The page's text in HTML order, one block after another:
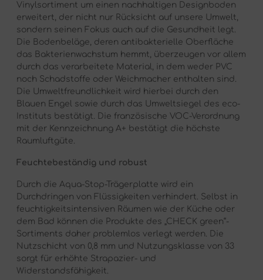
Vinylsortiment um einen nachhaltigen Designboden
erweitert, der nicht nur Rücksicht auf unsere Umwelt,
sondern seinen Fokus auch auf die Gesundheit legt.
Die Bodenbeläge, deren antibakterielle Oberfläche
das Bakterienwachstum hemmt, überzeugen vor allem
durch das verarbeitete Material, in dem weder PVC
noch Schadstoffe oder Weichmacher enthalten sind.
Die Umweltfreundlichkeit wird hierbei durch den
Blauen Engel sowie durch das Umweltsiegel des eco-
Instituts bestätigt. Die französische VOC-Verordnung
mit der Kennzeichnung A+ bestätigt die höchste
Raumluftgüte.
Feuchtebeständig und robust
Durch die Aqua-Stop-Trägerplatte wird ein
Durchdringen von Flüssigkeiten verhindert. Selbst in
feuchtigkeitsintensiven Räumen wie der Küche oder
dem Bad können die Produkte des „CHECK green“-
Sortiments daher problemlos verlegt werden. Die
Nutzschicht von 0,8 mm und Nutzungsklasse von 33
sorgt für erhöhte Strapazier- und
Widerstandsfähigkeit.